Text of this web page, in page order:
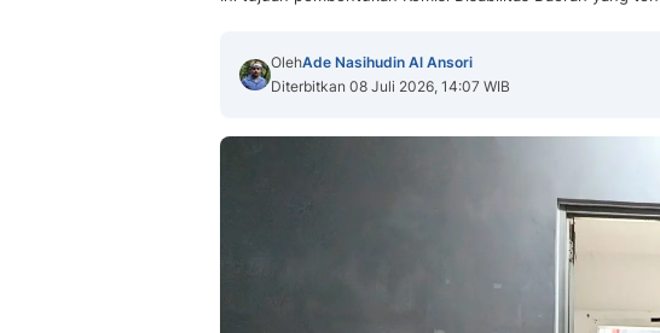
OlehAde Nasihudin Al Ansori
Diterbitkan 08 Juli 2026, 14:07 WIB